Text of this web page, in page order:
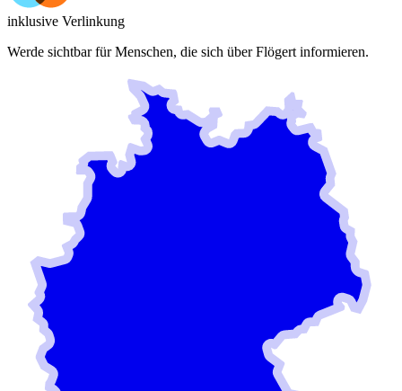
inklusive Verlinkung
Werde sichtbar für Menschen, die sich überFlögert informieren.